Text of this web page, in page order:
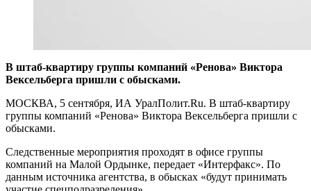
В штаб-квартиру группы компаний «Ренова» Виктора
Вексельберга пришли с обысками.
МОСКВА, 5 сентября, ИА УралПолит.Ru. В штаб-квартиру
группы компаний «Ренова» Виктора Вексельберга пришли с
обысками.
Следственные мероприятия проходят в офисе группы
компаний на Малой Ордынке, передает «Интерфакс». По
данным источника агентства, в обысках «будут принимать